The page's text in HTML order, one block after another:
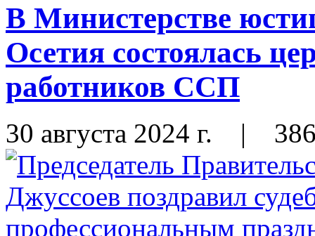
В Министерстве
Осетия состоялась
работников ССП
30 августа 2024 г. |